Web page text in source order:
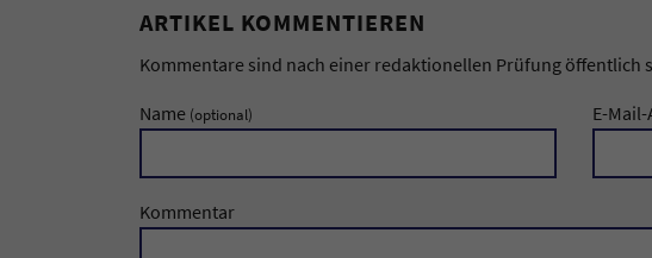
ARTIKEL KOMMENTIEREN
Kommentare sind nach einer redaktionellen Prüfung öffentlich
Name (optional) E-
Kommentar